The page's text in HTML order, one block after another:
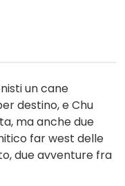
un cane
destino, e Chu
ma anche due
far west delle
due avventure fra